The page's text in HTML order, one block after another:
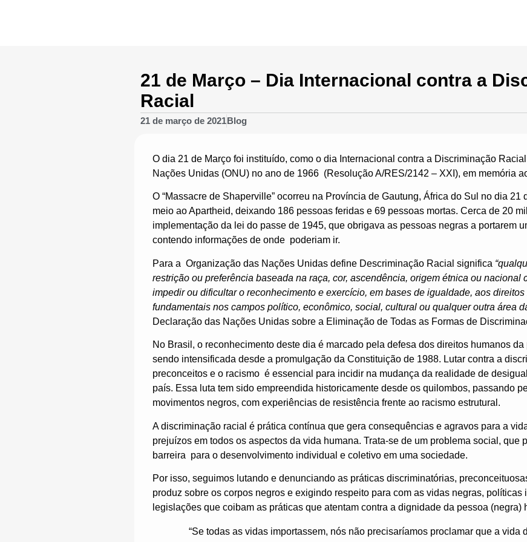
21 de Março – Dia Internacional contra a
Racial
21 de março de 2021Blog
O dia 21 de Março foi instituído, como o dia Internacional contra a Discriminação
Nações Unidas (ONU) no ano de 1966 (Resolução A/RES/2142 – XXI), em memória
O “Massacre de Shaperville” ocorreu na Província de Gautung, África do Sul no dia 21
meio ao Apartheid, deixando 186 pessoas feridas e 69 pessoas mortas. Cerca de 20
implementação da lei do passe de 1945, que obrigava as pessoas negras a portarem
contendo informações de onde poderiam ir.
Para a Organização das Nações Unidas define Descriminação Racial significa
restrição ou preferência baseada na raça, cor, ascendência, origem étnica ou nacional
impedir ou dificultar o reconhecimento e exercício, em bases de igualdade, aos
fundamentais nos campos político, econômico, social, cultural ou qualquer outra área
Declaração das Nações Unidas sobre a Eliminação de Todas as Formas de
No Brasil, o reconhecimento deste dia é marcado pela defesa dos direitos humanos
sendo intensificada desde a promulgação da Constituição de 1988. Lutar contra a
preconceitos e o racismo é essencial para incidir na mudança da realidade de
país. Essa luta tem sido empreendida historicamente desde os quilombos, passando
movimentos negros, com experiências de resistência frente ao racismo estrutural.
A discriminação racial é prática contínua que gera consequências e agravos para a
prejuízos em todos os aspectos da vida humana. Trata-se de um problema social, que
barreira para o desenvolvimento individual e coletivo em uma sociedade.
Por isso, seguimos lutando e denunciando as práticas discriminatórias,
produz sobre os corpos negros e exigindo respeito para com as vidas negras,
legislações que coibam as práticas que atentam contra a dignidade da pessoa (negra)
“Se todas as vidas importassem, nós não precisaríamos proclamar que a vida